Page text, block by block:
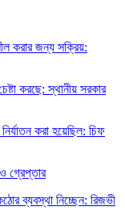
করার জন্য সক্রিয়:
করছে: স্থানীয় সরকার
করা হয়েছিল: চিফ
গ্রেপ্তার
ব্যবস্থা নিচ্ছেন: রিজভী